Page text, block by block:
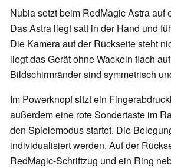
Nubia setzt beim RedMagic Astra auf
Das Astra liegt satt in der Hand und
Die Kamera auf der Rückseite steht
liegt das Gerät ohne Wackeln flach
Bildschirmränder sind symmetrisch
Im Powerknopf sitzt ein
außerdem eine rote Sondertaste im
den Spielemodus startet. Die
individualisiert werden. Auf der
RedMagic-Schriftzug und ein Ring